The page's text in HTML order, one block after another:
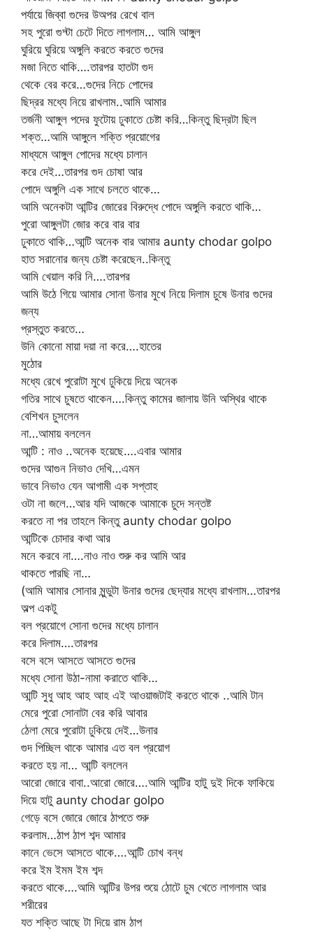
পর্যায়ে জিব্বা গুদের উঅপর রেখে বাল
সহ পুরো গুদ্টা চেটে দিতে লাগলাম… আমি আঙ্গুল
ঘুরিয়ে ঘুরিয়ে অঙ্গুলি করতে করতে গুদের
মজা নিতে থাকি….তারপর হাতটা গুদ
থেকে বের করে…গুদের নিচে পোদের
ছিদ্রর মধ্যে নিয়ে রাখলাম..আমি আমার
তর্জনী আঙ্গুল পদের ফুটোয় ঢুকাতে চেষ্টা করি…কিন্তু ছিদ্রটা ছিল
শক্ত…আমি আঙ্গুলে শক্তি প্রয়োগের
মাধ্যমে আঙ্গুল পোদের মধ্যে চালান
করে দেই…তারপর গুদ চোষা আর
পোদে অঙ্গুলি এক সাথে চলতে থাকে…
আমি অনেকটা আন্টির জোরের বিরুদ্ধে পোদে অঙ্গুলি করতে থাকি…
পুরো আঙ্গুলটা জোর করে বার বার
ঢুকাতে থাকি…আন্টি অনেক বার আমার aunty chodar golpo
হাত সরানোর জন্য চেষ্টা করেছেন..কিন্তু
আমি খেয়াল করি নি….তারপর
আমি উঠে গিয়ে আমার সোনা উনার মুখে নিয়ে দিলাম চুষে উনার গুদের
জন্য
প্রস্তুত করতে…
উনি কোনো মায়া দয়া না করে….হাতের
মুঠোর
মধ্যে রেখে পুরোটা মুখে ঢুকিয়ে দিয়ে অনেক
গতির সাথে চুষতে থাকেন….কিন্তু কামের জালায় উনি অস্থির থাকে
বেশিখন চুসলেন
না…আমায় বললেন
আন্টি : নাও ..অনেক হয়েছে….এবার আমার
গুদের আগুন নিভাও দেখি…এমন
ভাবে নিভাও যেন আগামী এক সপ্তাহ
ওটা না জলে…আর যদি আজকে আমাকে চুদে সন্তষ্ট
করতে না পর তাহলে কিন্তু aunty chodar golpo
আন্টিকে চোদার কথা আর
মনে করবে না….নাও নাও শুরু কর আমি আর
থাকতে পারছি না…
(আমি আমার সোনার মুন্ডুটা উনার গুদের ছেদ্যার মধ্যে রাখলাম…তারপর
অল্প একটু
বল প্রয়োগে সোনা গুদের মধ্যে চালান
করে দিলাম….তারপর
বসে বসে আসতে আসতে গুদের
মধ্যে সোনা উঠা-নামা করাতে থাকি…
আন্টি সুধু আহ আহ আহ এই আওয়াজটাই করতে থাকে ..আমি টান
মেরে পুরো সোনাটা বের করি আবার
ঠেলা মেরে পুরোটা ঢুকিয়ে দেই…উনার
গুদ পিচ্ছিল থাকে আমার এত বল প্রয়োগ
করতে হয় না… আন্টি বললেন
আরো জোরে বাবা..আরো জোরে….আমি আন্টির হাটু দুই দিকে ফাকিয়ে
দিয়ে হাটু aunty chodar golpo
গেড়ে বসে জোরে জোরে ঠাপতে শুরু
করলাম…ঠাপ ঠাপ শব্দ আমার
কানে ভেসে আসতে থাকে….আন্টি চোখ বন্ধ
করে ইম ইমম ইম শব্দ
করতে থাকে….আমি আন্টির উপর শুয়ে ঠোটে চুম খেতে লাগলাম আর
শরীরের
যত শক্তি আছে টা দিয়ে রাম ঠাপ